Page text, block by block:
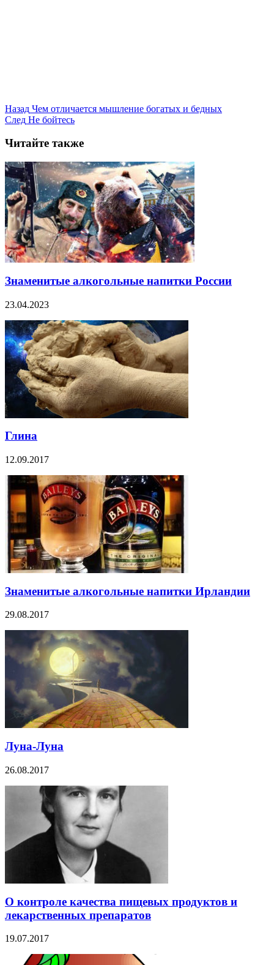
Назад Чем отличается мышление богатых и бедных
След Не бойтесь
Читайте также
Знаменитые алкогольные напитки России
23.04.2023
Глина
12.09.2017
Знаменитые алкогольные напитки Ирландии
29.08.2017
Луна-Луна
26.08.2017
О контроле качества пищевых продуктов и
лекарственных препаратов
19.07.2017